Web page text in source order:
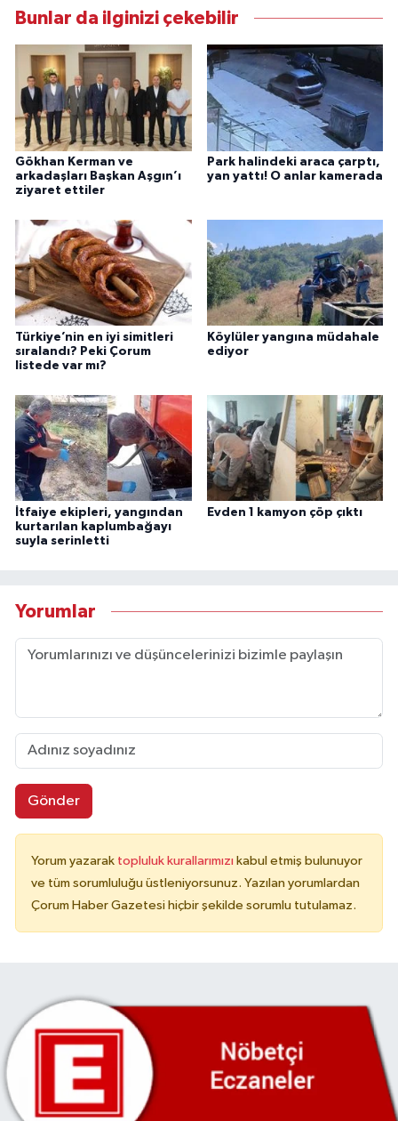
Bunlar da ilginizi çekebilir
Gökhan Kerman ve
arkadaşları Başkan Aşgın’ı
ziyaret ettiler
Park halindeki araca çarptı,
yan yattı! O anlar kamerada
Türkiye’nin en iyi simitleri
sıralandı? Peki Çorum
listede var mı?
Köylüler yangına müdahale
ediyor
İtfaiye ekipleri, yangından
kurtarılan kaplumbağayı
suyla serinletti
Evden 1 kamyon çöp çıktı
Yorumlar
Gönder
Yorum yazarak topluluk kurallarımızı kabul etmiş bulunuyor
ve tüm sorumluluğu üstleniyorsunuz. Yazılan yorumlardan
Çorum Haber Gazetesi hiçbir şekilde sorumlu tutulamaz.